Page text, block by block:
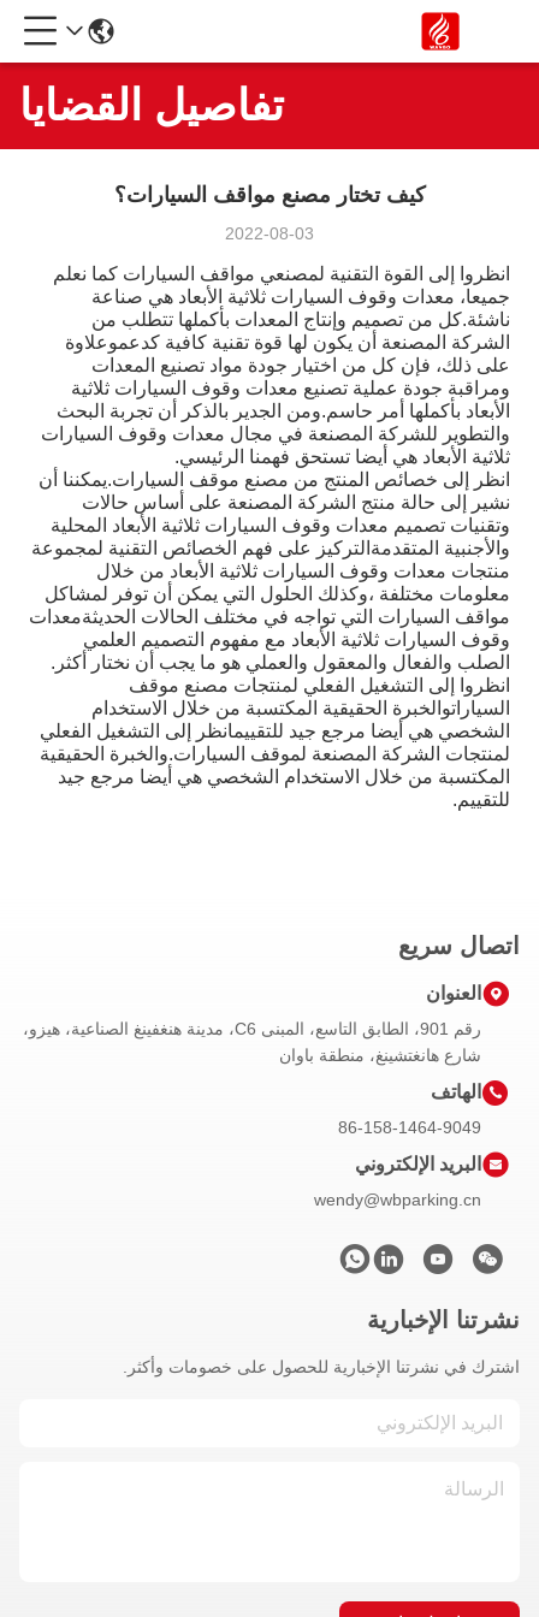
تفاصيل القضايا
كيف تختار مصنع مواقف السيارات؟
2022-08-03
انظروا إلى القوة التقنية لمصنعي مواقف السيارات كما نعلم
جميعا، معدات وقوف السيارات ثلاثية الأبعاد هي صناعة
ناشئة.كل من تصميم وإنتاج المعدات بأكملها تتطلب من
الشركة المصنعة أن يكون لها قوة تقنية كافية كدعموعلاوة
على ذلك، فإن كل من اختيار جودة مواد تصنيع المعدات
ومراقبة جودة عملية تصنيع معدات وقوف السيارات ثلاثية
الأبعاد بأكملها أمر حاسم.ومن الجدير بالذكر أن تجربة البحث
والتطوير للشركة المصنعة في مجال معدات وقوف السيارات
ثلاثية الأبعاد هي أيضا تستحق فهمنا الرئيسي.
انظر إلى خصائص المنتج من مصنع موقف السيارات.يمكننا أن
نشير إلى حالة منتج الشركة المصنعة على أساس حالات
وتقنيات تصميم معدات وقوف السيارات ثلاثية الأبعاد المحلية
والأجنبية المتقدمةالتركيز على فهم الخصائص التقنية لمجموعة
منتجات معدات وقوف السيارات ثلاثية الأبعاد من خلال
معلومات مختلفة ،وكذلك الحلول التي يمكن أن توفر لمشاكل
مواقف السيارات التي تواجه في مختلف الحالات الحديثةمعدات
وقوف السيارات ثلاثية الأبعاد مع مفهوم التصميم العلمي
الصلب والفعال والمعقول والعملي هو ما يجب أن نختار أكثر.
انظروا إلى التشغيل الفعلي لمنتجات مصنع موقف
السياراتوالخبرة الحقيقية المكتسبة من خلال الاستخدام
الشخصي هي أيضا مرجع جيد للتقييمانظر إلى التشغيل الفعلي
لمنتجات الشركة المصنعة لموقف السيارات.والخبرة الحقيقية
المكتسبة من خلال الاستخدام الشخصي هي أيضا مرجع جيد
للتقييم.
اتصال سريع
العنوان
رقم 901، الطابق التاسع، المبنى C6، مدينة هنغفينغ الصناعية، هيزو،
شارع هانغتشينغ، منطقة باوان
الهاتف
86-158-1464-9049
البريد الإلكتروني
wendy@wbparking.cn
نشرتنا الإخبارية
اشترك في نشرتنا الإخبارية للحصول على خصومات وأكثر.